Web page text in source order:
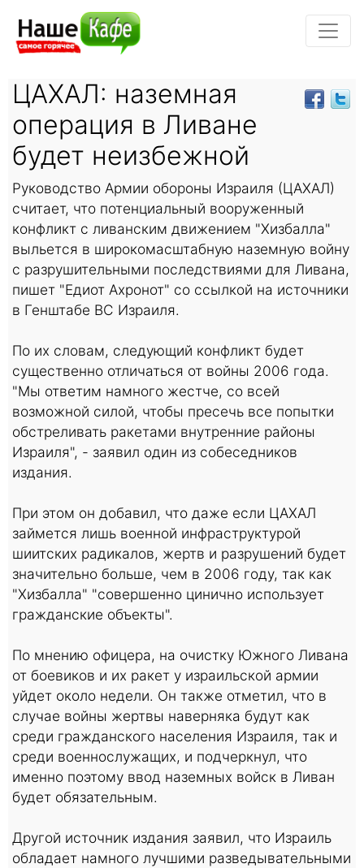
ЦАХАЛ: наземная
операция в Ливане
будет неизбежной
Руководство Армии обороны Израиля (ЦАХАЛ)
считает, что потенциальный вооруженный
конфликт с ливанским движением "Хизбалла"
выльется в широкомасштабную наземную войну
с разрушительными последствиями для Ливана,
пишет "Едиот Ахронот" со ссылкой на источники
в Генштабе ВС Израиля.
По их словам, следующий конфликт будет
существенно отличаться от войны 2006 года.
"Мы ответим намного жестче, со всей
возможной силой, чтобы пресечь все попытки
обстреливать ракетами внутренние районы
Израиля", - заявил один из собеседников
издания.
При этом он добавил, что даже если ЦАХАЛ
займется лишь военной инфраструктурой
шиитских радикалов, жертв и разрушений будет
значительно больше, чем в 2006 году, так как
"Хизбалла" "совершенно цинично использует
гражданские объекты".
По мнению офицера, на очистку Южного Ливана
от боевиков и их ракет у израильской армии
уйдет около недели. Он также отметил, что в
случае войны жертвы наверняка будут как
среди гражданского населения Израиля, так и
среди военнослужащих, и подчеркнул, что
именно поэтому ввод наземных войск в Ливан
будет обязательным.
Другой источник издания заявил, что Израиль
обладает намного лучшими разведывательными